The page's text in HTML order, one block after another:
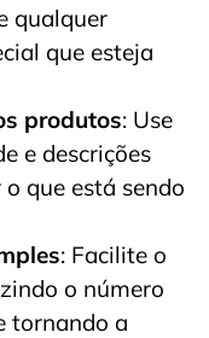
qualquer
que esteja
produtos: Use
e descrições
que está sendo
: Facilite o
o número
tornando a